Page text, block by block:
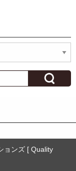
ョンズ [ Quality